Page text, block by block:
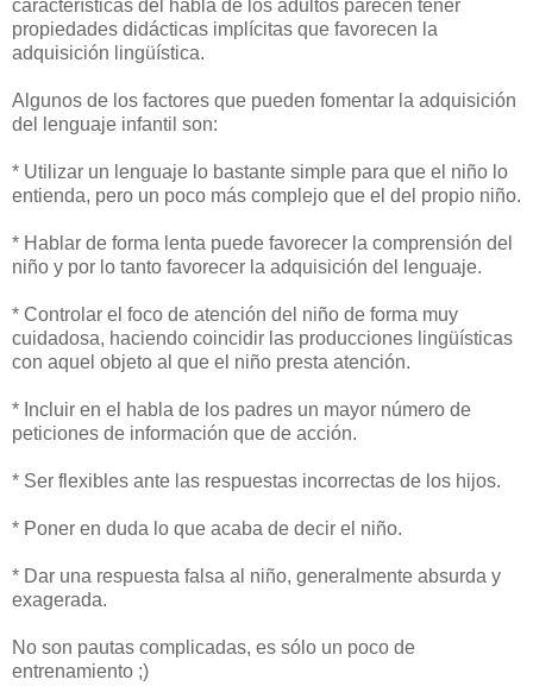
características del habla de los adultos parecen tener
propiedades didácticas implícitas que favorecen la
adquisición lingüística.
Algunos de los factores que pueden fomentar la adquisición
del lenguaje infantil son:
* Utilizar un lenguaje lo bastante simple para que el niño lo
entienda, pero un poco más complejo que el del propio niño.
* Hablar de forma lenta puede favorecer la comprensión del
niño y por lo tanto favorecer la adquisición del lenguaje.
* Controlar el foco de atención del niño de forma muy
cuidadosa, haciendo coincidir las producciones lingüísticas
con aquel objeto al que el niño presta atención.
* Incluir en el habla de los padres un mayor número de
peticiones de información que de acción.
* Ser flexibles ante las respuestas incorrectas de los hijos.
* Poner en duda lo que acaba de decir el niño.
* Dar una respuesta falsa al niño, generalmente absurda y
exagerada.
No son pautas complicadas, es sólo un poco de
entrenamiento ;)